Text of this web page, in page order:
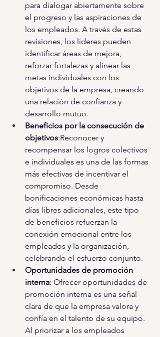
para dialogar abiertamente sobre
el progreso y las aspiraciones de
los empleados. A través de estas
revisiones, los líderes pueden
identificar áreas de mejora,
reforzar fortalezas y alinear las
metas individuales con los
objetivos de la empresa, creando
una relación de confianza y
desarrollo mutuo.
Beneficios por la consecución de
objetivos:Reconocer y
recompensar los logros colectivos
e individuales es una de las formas
más efectivas de incentivar el
compromiso. Desde
bonificaciones económicas hasta
días libres adicionales, este tipo
de beneficios refuerzan la
conexión emocional entre los
empleados y la organización,
celebrando el esfuerzo conjunto.
Oportunidades de promoción
interna: Ofrecer oportunidades de
promoción interna es una señal
clara de que la empresa valora y
confía en el talento de su equipo.
Al priorizar a los empleados